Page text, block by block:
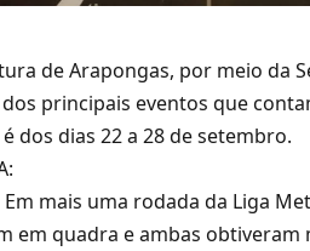
de Arapongas, por meio da
principais eventos que
dos dias 22 a 28 de setembro.
Em mais uma rodada da Liga
em quadra e ambas obtiveram